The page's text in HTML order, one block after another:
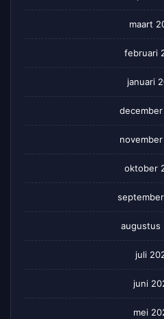
maart
februari
januari
oktober
augustus
juli
juni
mei